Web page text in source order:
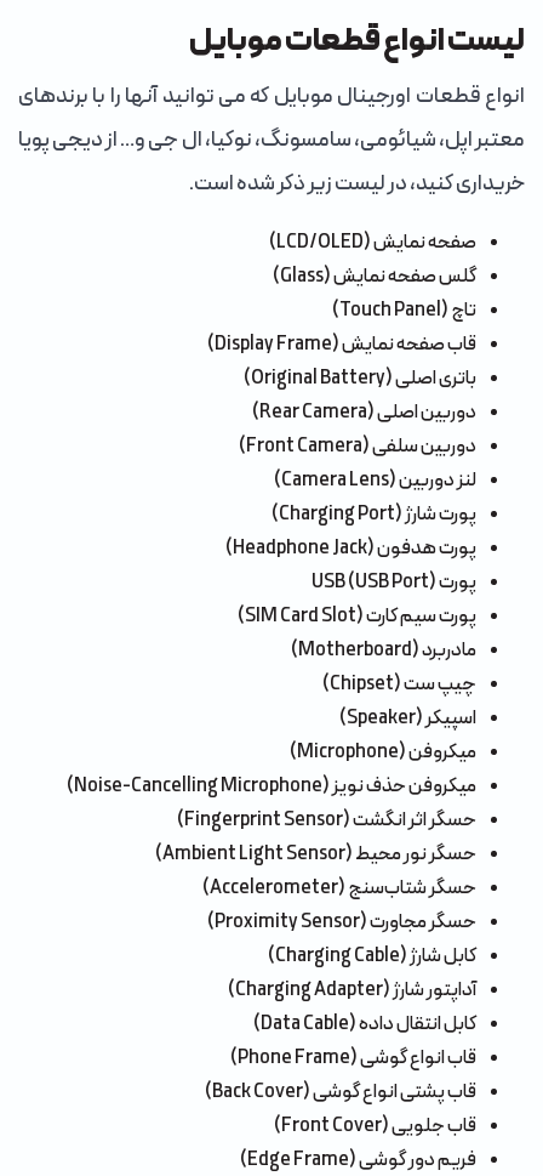
لیست انواع قطعات موبایل
انواع قطعات اورجینال موبایل که می توانید آنها را با برندهای
معتبر اپل، شیائومی، سامسونگ، نوکیا، ال جی و… از دیجی پویا
خریداری کنید، در لیست زیر ذکر شده است.
صفحه نمایش (LCD/OLED)
گلس صفحه نمایش (Glass)
تاچ (Touch Panel)
قاب صفحه نمایش (Display Frame)
باتری اصلی (Original Battery)
دوربین اصلی (Rear Camera)
دوربین سلفی (Front Camera)
لنز دوربین (Camera Lens)
پورت شارژ (Charging Port)
پورت هدفون (Headphone Jack)
پورت USB (USB Port)
پورت سیم‌ کارت (SIM Card Slot)
مادربرد (Motherboard)
چیپ ‌ست (Chipset)
اسپیکر (Speaker)
میکروفن (Microphone)
میکروفن حذف نویز (Noise-Cancelling Microphone)
حسگر اثر انگشت (Fingerprint Sensor)
حسگر نور محیط (Ambient Light Sensor)
حسگر شتاب‌سنج (Accelerometer)
حسگر مجاورت (Proximity Sensor)
کابل شارژ (Charging Cable)
آداپتور شارژ (Charging Adapter)
کابل انتقال داده (Data Cable)
قاب انواع گوشی (Phone Frame)
قاب پشتی انواع گوشی (Back Cover)
قاب جلویی (Front Cover)
فریم دور گوشی (Edge Frame)